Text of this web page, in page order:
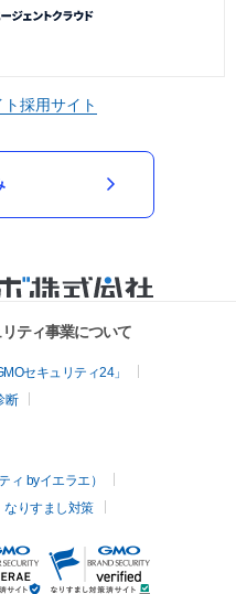
採用サイト
ティ事業について
セキュリティ24」
断
ィ byイエラエ）
なりすまし対策